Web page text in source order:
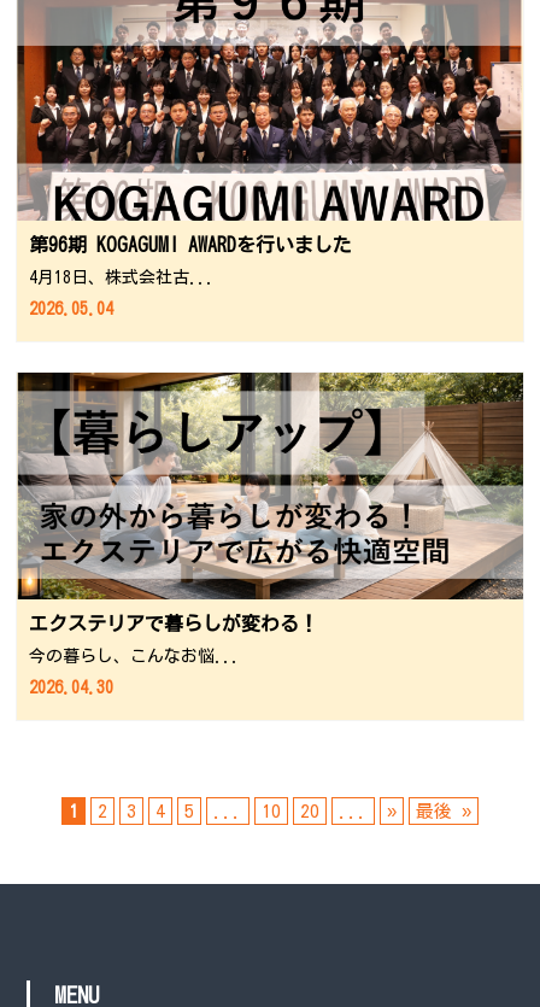
第96期 KOGAGUMI AWARDを行いました
4月18日、株式会社古...
2026.05.04
エクステリアで暮らしが変わる！
今の暮らし、こんなお悩...
2026.04.30
1 2 3 4 5 10 20 » 最後 »
MENU